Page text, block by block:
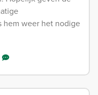
hem weer het nodige